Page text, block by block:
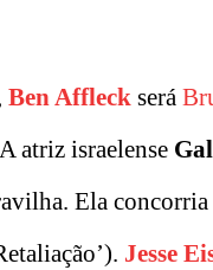
Ben Affleck será
atriz israelense
Ela
Jesse